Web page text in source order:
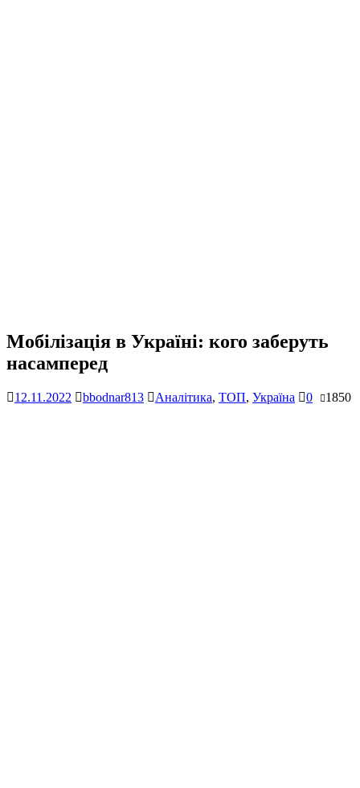
Мобілізація в Україні: кого заберуть
насамперед
12.11.2022 bbodnar813 Аналітика, ТОП, Україна 0 1850